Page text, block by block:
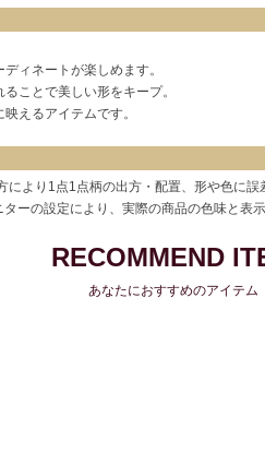
ィネートが楽しめます。
ことで美しい形をキープ。
えるアイテムです。
より1点1点柄の出方・配置、形や色に
の設定により、実際の商品の色味と表
RECOMMEND
あなたにおすすめのアイテム